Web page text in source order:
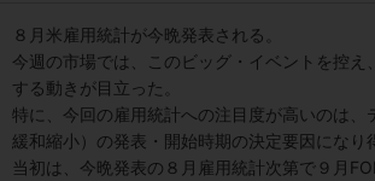
８月米雇用統計が今晩発表される。
今週の市場では、このビッグ・イベントを控え
する動きが目立った。
特に、今回の雇用統計への注目度が高いのは、
緩和縮小）の発表・開始時期の決定要因になり
当初は、今晩発表の８月雇用統計次第で９月